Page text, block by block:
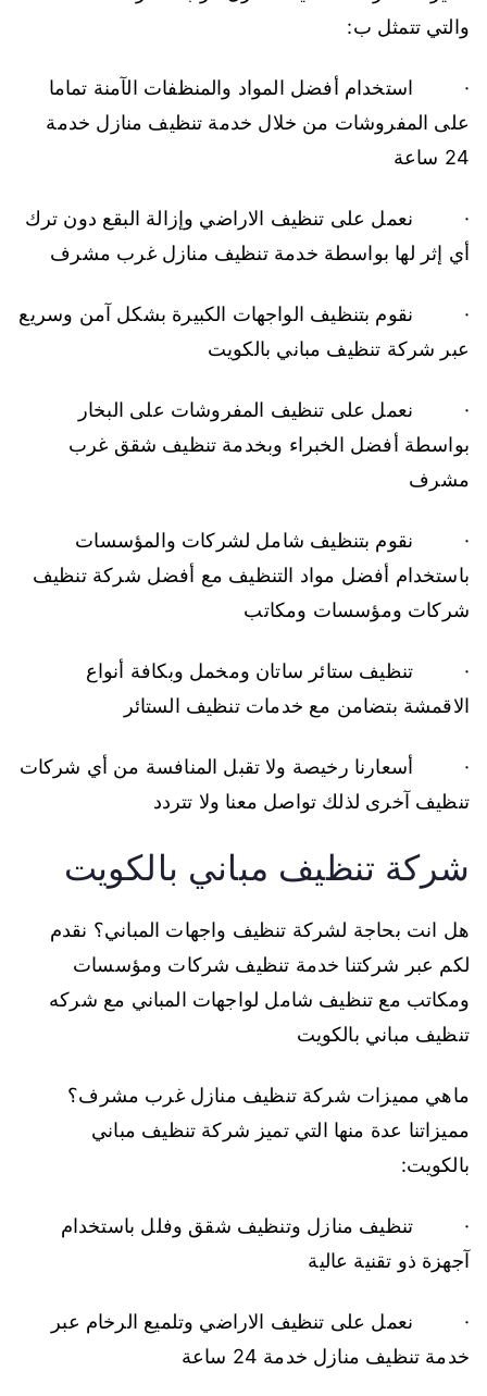
والتي تتمثل ب:
· استخدام أفضل المواد والمنظفات الآمنة تماما
على المفروشات من خلال خدمة تنظيف منازل خدمة
24 ساعة
· نعمل على تنظيف الاراضي وإزالة البقع دون ترك
أي إثر لها بواسطة خدمة تنظيف منازل غرب مشرف
· نقوم بتنظيف الواجهات الكبيرة بشكل آمن وسريع
عبر شركة تنظيف مباني بالكويت
· نعمل على تنظيف المفروشات على البخار
بواسطة أفضل الخبراء وبخدمة تنظيف شقق غرب
مشرف
· نقوم بتنظيف شامل لشركات والمؤسسات
باستخدام أفضل مواد التنظيف مع أفضل شركة تنظيف
شركات ومؤسسات ومكاتب
· تنظيف ستائر ساتان ومخمل وبكافة أنواع
الاقمشة بتضامن مع خدمات تنظيف الستائر
· أسعارنا رخيصة ولا تقبل المنافسة من أي شركات
تنظيف آخرى لذلك تواصل معنا ولا تتردد
شركة تنظيف مباني بالكويت
هل انت بحاجة لشركة تنظيف واجهات المباني؟ نقدم
لكم عبر شركتنا خدمة تنظيف شركات ومؤسسات
ومكاتب مع تنظيف شامل لواجهات المباني مع شركه
تنظيف مباني بالكويت
ماهي مميزات شركة تنظيف منازل غرب مشرف؟
مميزاتنا عدة منها التي تميز شركة تنظيف مباني
بالكويت:
· تنظيف منازل وتنظيف شقق وفلل باستخدام
آجهزة ذو تقنية عالية
· نعمل على تنظيف الاراضي وتلميع الرخام عبر
خدمة تنظيف منازل خدمة 24 ساعة